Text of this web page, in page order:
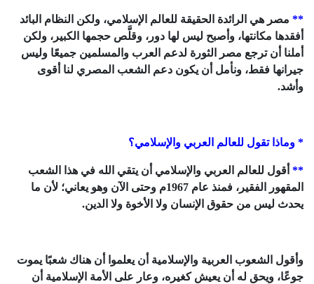
** مصر هي الرائدة الحقيقة للعالم الإسلامي، ولكن النظام البائد
أفقدها مكانتها، وأصبح ليس لها دور، وقلَّص حجمها الكبير، ولكن
أملنا أن ترجع مصر الثورة لدعم العرب والمسلمين جميعًا وليس
جيرانها فقط، ونأمل أن يكون دعم الشعب المصري لنا أقوى
وأشد.
* وماذا تقول للعالم العربي والإسلامي؟
** أقول للعالم العربي والإسلامي أن يتقي الله في هذا الشعب
المقهور الفقير، فمنذ عام 1967م وحتى الآن وهو يعاني؛ لأن ما
يحدث ليس من حقوق الإنسان ولا الأخوة ولا الدين.
وأقول الشعوب العربية والإسلامية أن يعلموا أن هناك شعبًا يموت
جوعًا، ويحق له أن يعيش كغيره، وعار على الأمة الإسلامية أن